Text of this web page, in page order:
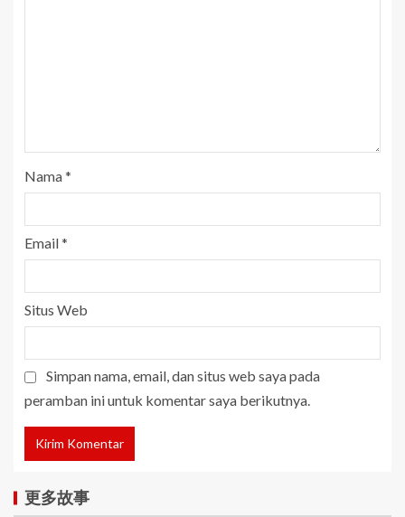
Nama*
Email*
Situs Web
Simpan nama, email, dan situs web saya pada
peramban ini untuk komentar saya berikutnya.
更多故事